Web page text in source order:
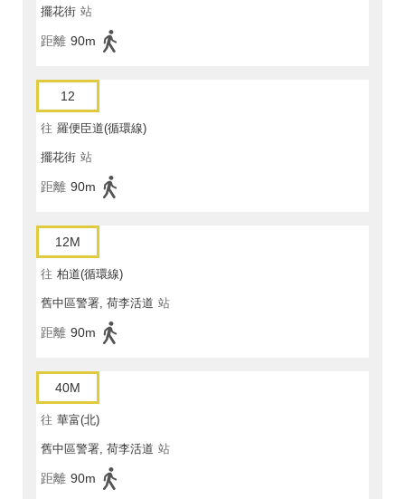
擺花街 站
距離 90m
12
往 羅便臣道(循環線)
擺花街 站
距離 90m
12M
往 柏道(循環線)
舊中區警署, 荷李活道 站
距離 90m
40M
往 華富(北)
舊中區警署, 荷李活道 站
距離 90m